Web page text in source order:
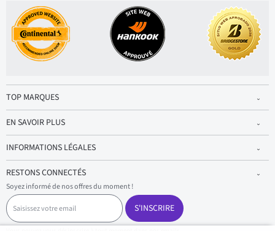
TOP MARQUES
EN SAVOIR PLUS
INFORMATIONS LÉGALES
RESTONS CONNECTÉS
Soyez informé de nos offres du moment !
S
a
i
s
S'INSCRIRE